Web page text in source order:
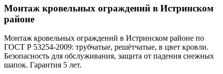
Монтаж кровельных ограждений в Истринском
районе
Монтаж кровельных ограждений в Истринском районе по
ГОСТ Р 53254-2009: трубчатые, решётчатые, в цвет кровли.
Безопасность для обслуживания, защита от падения снежных
шапок. Гарантия 5 лет.